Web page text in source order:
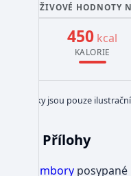
VÝŽIVOVÉ HODNOTY
450 kcal
KALORIE
Obrázky jsou pouze
Přílohy
Brambory